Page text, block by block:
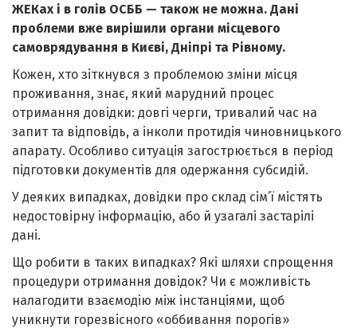
ЖЕКах і в голів ОСББ — також не можна. Дані
проблеми вже вирішили органи місцевого
самоврядування в Києві, Дніпрі та Рівному.
Кожен, хто зіткнувся з проблемою зміни місця
проживання, знає, який марудний процес
отримання довідки: довгі черги, тривалий час на
запит та відповідь, а інколи протидія чиновницького
апарату. Особливо ситуація загострюється в період
підготовки документів для одержання субсидій.
У деяких випадках, довідки про склад сім’ї містять
недостовірну інформацію, або й узагалі застарілі
дані.
Що робити в таких випадках? Які шляхи спрощення
процедури отримання довідок? Чи є можливість
налагодити взаємодію між інстанціями, щоб
уникнути горезвісного «оббивання порогів»